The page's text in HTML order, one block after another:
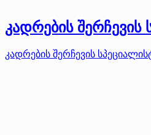
კადრების შერჩევის
კადრების შერჩევის